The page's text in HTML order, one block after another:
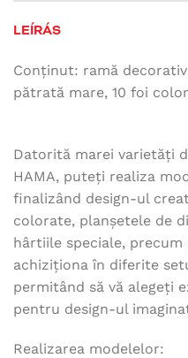
LEÍRÁS
Conținut: ramă
pătrată mare, 10 foi
Datorită marei varietăți
HAMA, puteți realiza
finalizând design-ul
colorate, planșetele de
hârtiile speciale,
achiziționa în diferite
permitând să vă alegeți
pentru design-ul
Realizarea modelelor: